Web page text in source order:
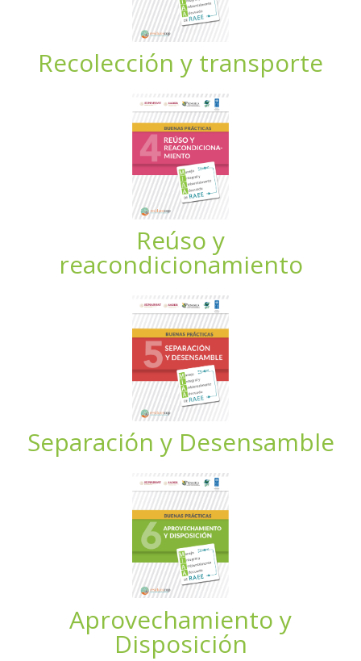
Recolección y transporte
Reúso y
reacondicionamiento
Separación y Desensamble
Aprovechamiento y
Disposición